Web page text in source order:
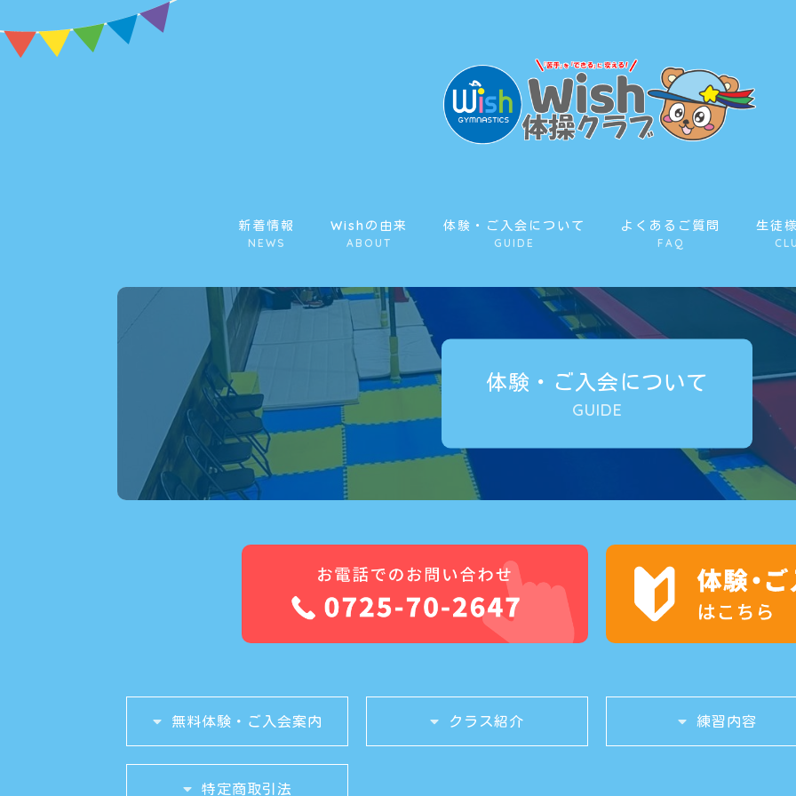
新着情報
NEWS
Wishの由来
ABOUT
体験・ご入会について
GUIDE
よくあるご質問
FAQ
生徒
体験・ご入会について
GUIDE
無料体験・ご入会案内 クラス紹介 練習内容
特定商取引法